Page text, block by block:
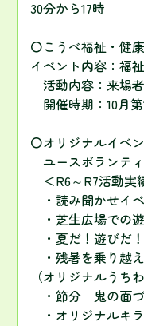
30分から17時
〇こうべ福祉・健
イベント内容：福
活動内容：来場
開催時期：10月
〇オリジナルイベ
ユースボランテ
＜R6～R7活動実
・読み聞かせイ
・芝生広場での
・夏だ！遊びだ
・残暑を乗り越
（オリジナルうち
・節分 鬼の面づ
・オリジナルキ